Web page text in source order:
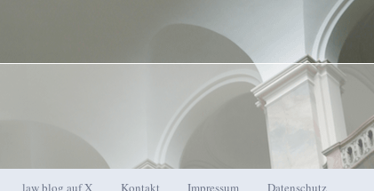
law blog auf X Kontakt Impressum Datenschutz